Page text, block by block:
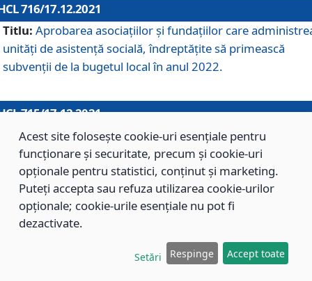
716/17.12.2021
Titlu: Aprobarea asociaţiilor şi fundaţiilor care
unităţi de asistenţă socială, îndreptăţite să primească
subvenţii de la bugetul local în anul 2022.
715/17.12.2021
Titlu: Aprobarea Planului de acţiuni sau lucrări de interes
local pentru anul 2022.
714/17.12.2021
Titlu: Modificarea Anexei la H.C.L. nr. 709/2020 privind
aprobarea Regulamentului de Organizare şi Funcţionare
Direcţiei de Asistenţă Socială Braşov.
Acest site folosește cookie-uri esențiale pentru
funcționare și securitate, precum și cookie-uri
opționale pentru statistici, conținut și marketing.
Puteți accepta sau refuza utilizarea cookie-urilor
opționale; cookie-urile esențiale nu pot fi
dezactivate.
Setări Respinge Accept toate